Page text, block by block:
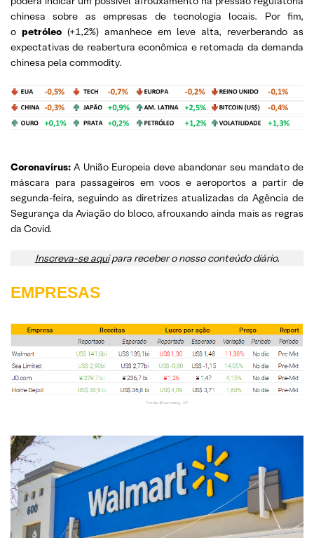
chinesa sobre as empresas de tecnologia locais. Por fim,
o petróleo (+1,2%) amanhece em leve alta, reverberando as
expectativas de reabertura econômica e retomada da demanda
chinesa pela commodity.
Coronavírus:A União Europeia deve abandonar seu mandato de
máscara para passageiros em voos e aeroportos a partir de
segunda-feira, seguindo as diretrizes atualizadas da Agência de
Segurança da Aviação do bloco, afrouxando ainda mais as regras
da Covid.
Inscreva-se aquipara receber o nosso conteúdo diário.
EMPRESAS